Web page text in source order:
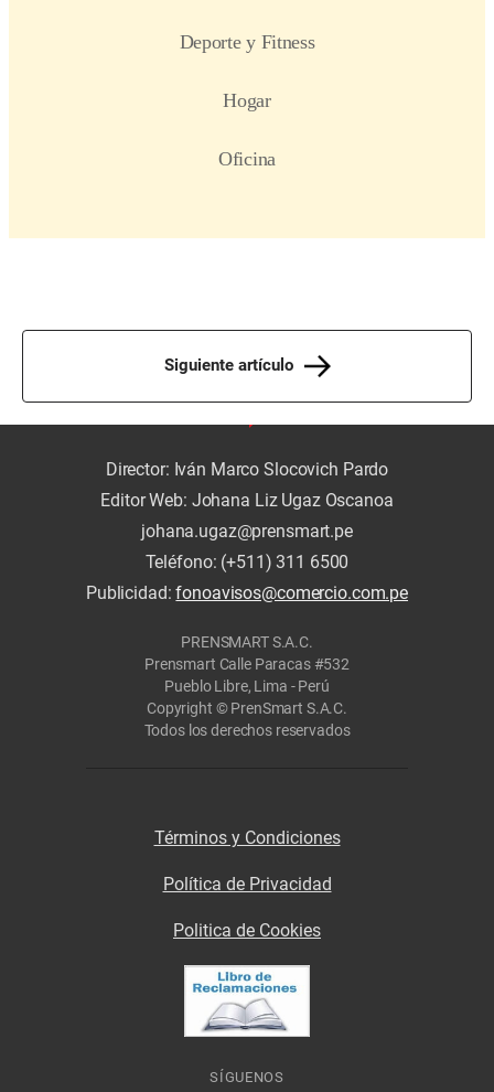
Siguiente artículo
Director: Iván Marco Slocovich Pardo
Editor Web: Johana Liz Ugaz Oscanoa
johana.ugaz@prensmart.pe
Teléfono: (+511) 311 6500
Publicidad:fonoavisos@comercio.com.pe
PRENSMART S.A.C.
Prensmart Calle Paracas #532
Pueblo Libre, Lima - Perú
Copyright © PrenSmart S.A.C.
Todos los derechos reservados
Términos y Condiciones
Política de Privacidad
Politica de Cookies
SÍGUENOS